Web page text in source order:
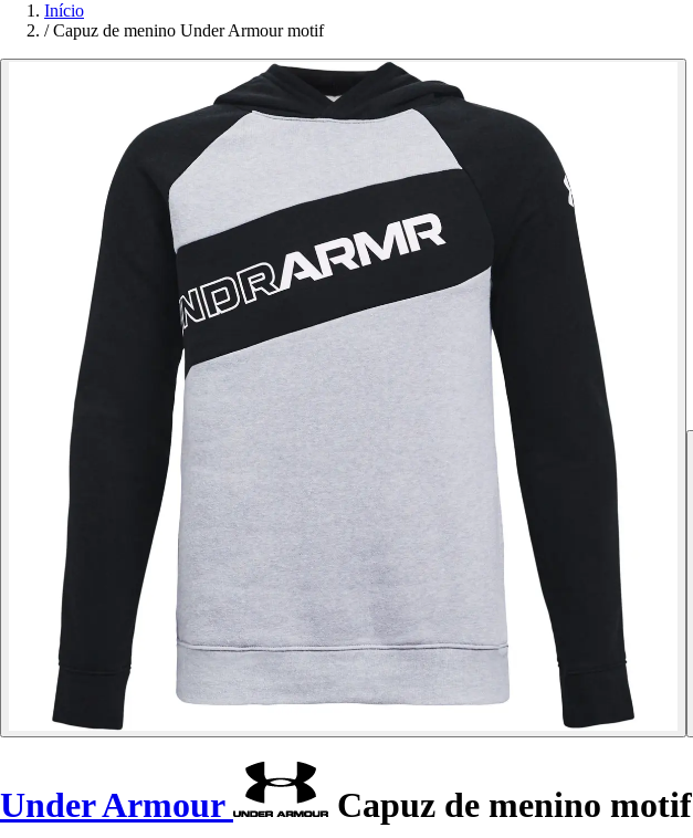
Início
/ Capuz de menino Under Armour motif
Under Armour Capuz de menino motif